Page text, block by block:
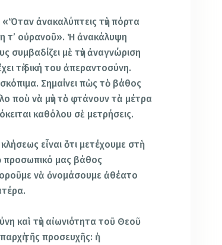
ἀνακαλύπτεις τὴν πόρτα
τ’ οὐρανοῦ». Ἡ ἀνακάλυψη
μὲ τὴν ἀναγνώριση
τὴ δική του ἀπεραντοσύνη.
Σημαίνει πὼς τὸ βάθος
ποὺ νὰ μὴν τὸ φτάνουν τὰ μέτρα
καθόλου σὲ μετρήσεις.
εἶναι ὅτι μετέχουμε στὴ
προσωπικό μας βάθος
νὰ ὀνομάσουμε ἀθέατο
καὶ τὴν αἰωνιότητα τοῦ Θεοῦ
τῆς προσευχῆς: ἡ